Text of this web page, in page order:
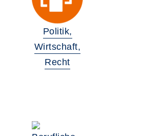
Politik,
Wirtschaft,
Recht